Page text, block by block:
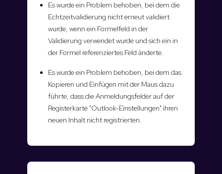
Es wurde ein Problem behoben, bei dem die
Echtzeitvalidierung nicht erneut validiert
wurde, wenn ein Formelfeld in der
Validierung verwendet wurde und sich ein in
der Formel referenziertes Feld änderte.
Es wurde ein Problem behoben, bei dem das
Kopieren und Einfügen mit der Maus dazu
führte, dass die Anmeldungsfelder auf der
Registerkarte "Outlook-Einstellungen" ihren
neuen Inhalt nicht registrierten.